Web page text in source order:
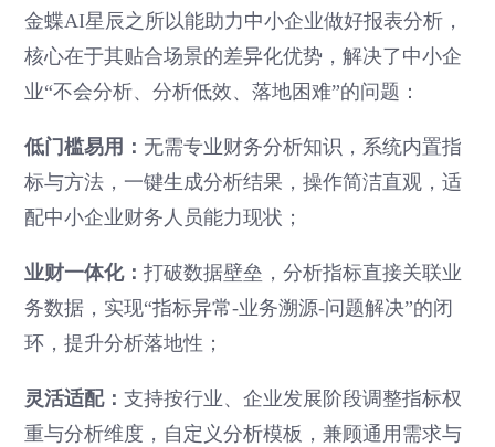
金蝶AI星辰之所以能助力中小企业做好报表分析，
核心在于其贴合场景的差异化优势，解决了中小企
业“不会分析、分析低效、落地困难”的问题：
低门槛易用： 无需专业财务分析知识，系统内置指
标与方法，一键生成分析结果，操作简洁直观，适
配中小企业财务人员能力现状；
业财一体化：打破数据壁垒，分析指标直接关联业
务数据，实现“指标异常-业务溯源-问题解决”的闭
环，提升分析落地性；
灵活适配：支持按行业、企业发展阶段调整指标权
重与分析维度，自定义分析模板，兼顾通用需求与